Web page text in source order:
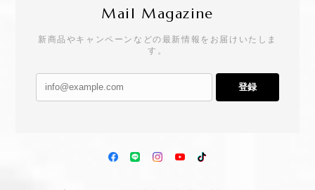
Mail Magazine
新商品やキャンペーンなどの最新情報をお届けいたしま
す。
登録